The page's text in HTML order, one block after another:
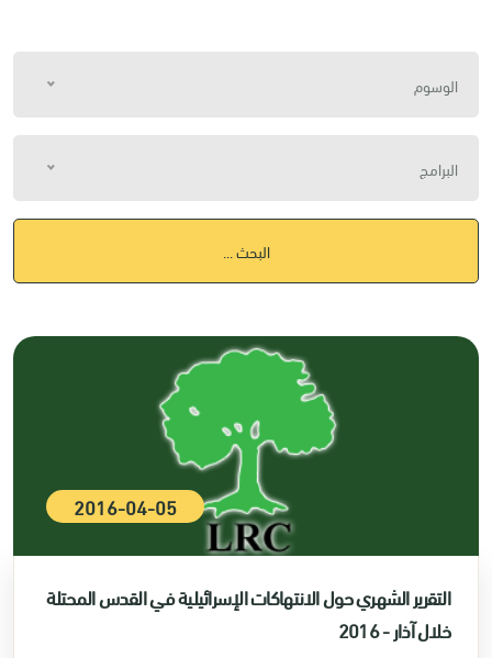
الوسوم
البرامج
البحث ...
2016-04-05
التقرير الشهري حول الانتهاكات الإسرائيلية في القدس المحتلة
خلال آذار - 2016